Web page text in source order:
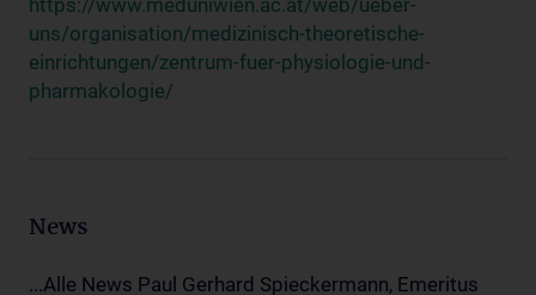
https://www.meduniwien.ac.at/web/ueber-
uns/organisation/medizinisch-theoretische-
einrichtungen/zentrum-fuer-physiologie-und-
pharmakologie/
News
...Alle News Paul Gerhard Spieckermann, Emeritus